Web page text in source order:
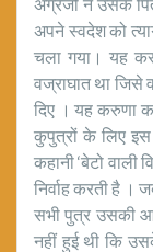
अपने स्वदेश को
चला गया। यह
वज्राघात था
दिए । यह करुणा
कुपुत्रों के लिए
कहानी ‘बेटो वाली
निर्वाह करती है
सभी पुत्र उसकी
नहीं हुई थी कि